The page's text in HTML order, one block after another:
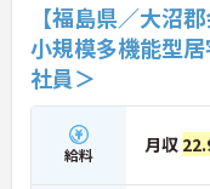
【福島県／大沼
小規模多機能型
社員＞
給料 月収